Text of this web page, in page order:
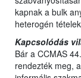
kapnak a bulk
heterogén
Kapcsolódás
Bár a CCMAS
rendezték meg,